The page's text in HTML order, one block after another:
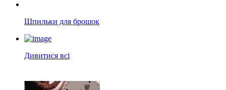
Шпильки для брошок
Дивитися всі